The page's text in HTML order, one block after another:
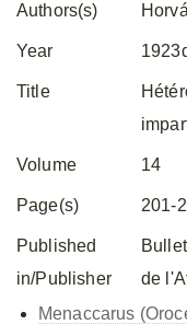
Authors(s)
Year
Title
Volume 14
Page(s) 201-
Published
in/Publisher
de
Menaccarus